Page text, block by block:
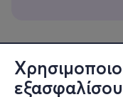
Πληροφορίες